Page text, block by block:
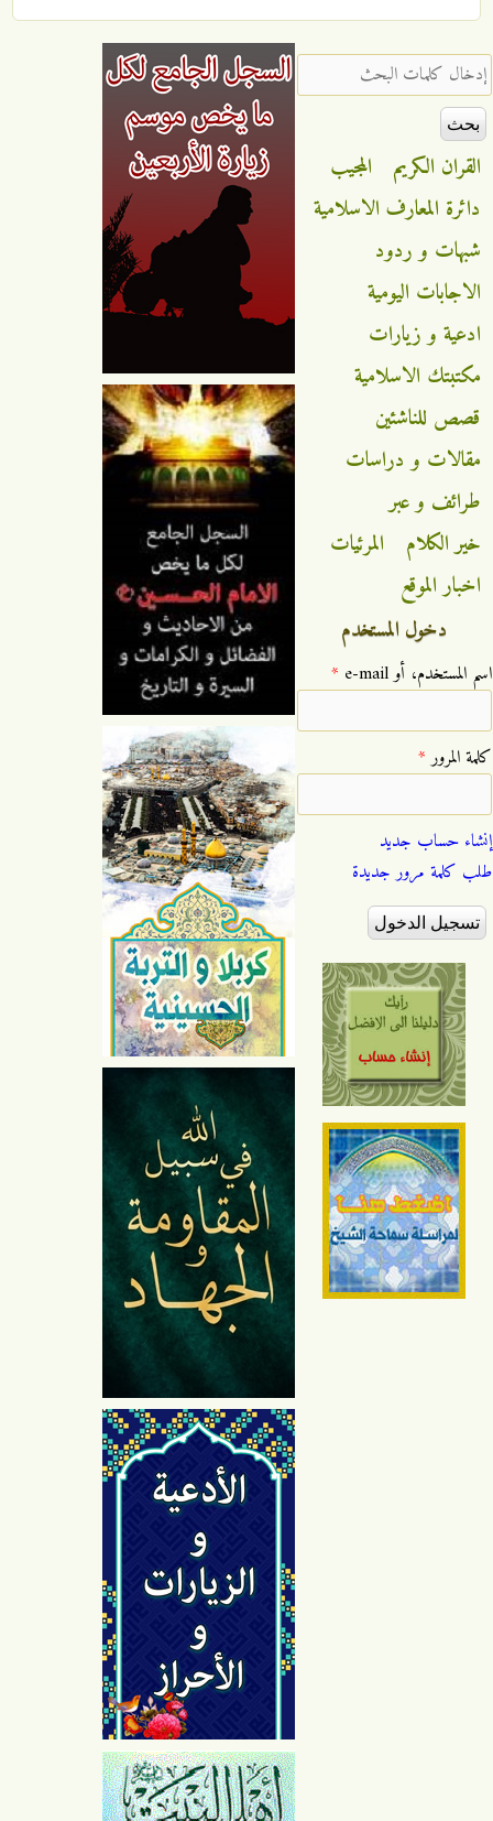
‏إدخال كلمات البحث ‏
القران الكريم
المجيب
دائرة المعارف الاسلامية
شبهات و ردود
الاجابات اليومية
ادعية و زيارات
مكتبتك الاسلامية
قصص للناشئين
مقالات و دراسات
طرائف و عبر
خير الكلام
المرئيات
اخبار الموقع
دخول المستخدم
‏اسم المستخدم، أو e-mail ‏ *
‏كلمة المرور ‏*
إنشاء حساب جديد
طلب كلمة مرور جديدة